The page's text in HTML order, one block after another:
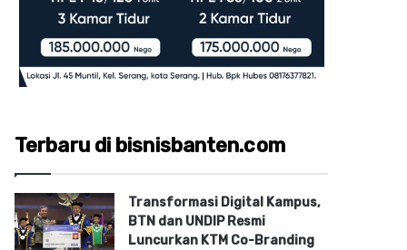
Terbaru di bisnisbanten.com
Transformasi Digital Kampus,
BTN dan UNDIP Resmi
Luncurkan KTM Co-Branding